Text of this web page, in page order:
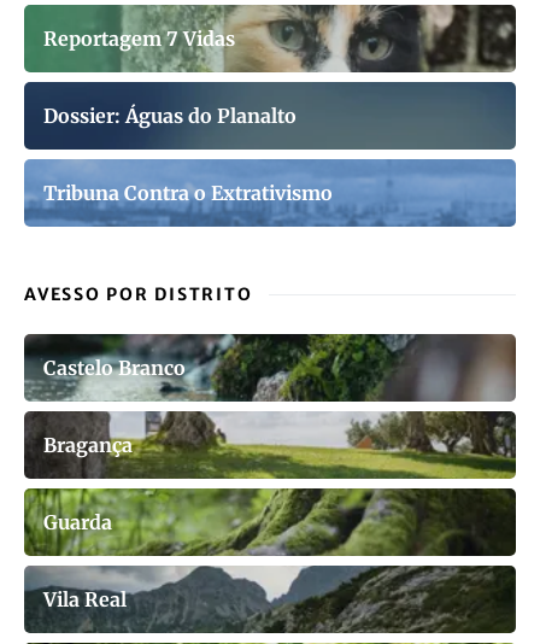
Reportagem 7 Vidas
Dossier: Águas do Planalto
Tribuna Contra o Extrativismo
AVESSO POR DISTRITO
Castelo Branco
Bragança
Guarda
Vila Real